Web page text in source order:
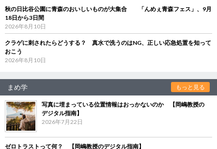
秋の日比谷公園に青森のおいしいものが大集合 「んめぇ青森フェス」、9月
18日から3日間
2026年8月10日
クラゲに刺されたらどうする？ 真水で洗うのはNG、正しい応急処置を知って
おこう
2026年8月10日
まめ学 もっと見る
写真に埋まっている位置情報はおっかないのか 【岡嶋教授の
デジタル指南】
2026年7月22日
ゼロトラストって何？ 【岡嶋教授のデジタル指南】